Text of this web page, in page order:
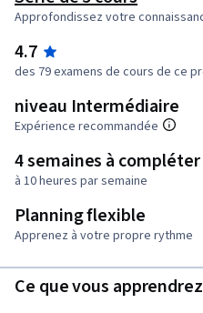
Approfondissez votre
4.7
des 79 examens de cours de ce
niveau Intermédiaire
Expérience recommandée
4 semaines à compléter
à 10 heures par semaine
Planning flexible
Apprenez à votre propre rythme
Ce que vous apprendrez